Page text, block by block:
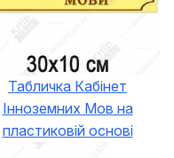
Табличка Кабінет
Інноземних Мов на
пластиковій основі